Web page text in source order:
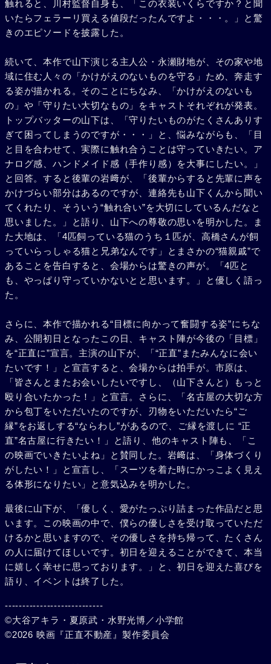
触れると、川村監督自身も、「この衣装いくらですか？と聞
いたらフェラーリ買える値段だったんですよ・・・。」と驚
きのエピソードを披露した。
続いて、本作で山下演じる主人公・永瀬財地が、その家や地
域に住む人々の「かけがえのないものを守る」ため、奔走す
る姿が描かれる。そのことにちなみ、「かけがえのないも
の」や「守りたい大切なもの」をキャストそれぞれが発表。
トップバッターの山下は、「守りたいものがたくさんありす
ぎて困ってしまうのですが・・・」と、悩みながらも、「目
と目を合わせて、実際に触れ合うことは守っていきたい。ア
ナログ感、ハンドメイド感（手作り感）を大事にしたい。」
と回答。すると後輩の岩﨑が、「後輩からすると先輩に声を
かけづらい部分はあるのですが、連絡先も山下くんから聞い
てくれたり、そういう“触れ合い”を大切にしているんだなと
思いました。」と語り、山下への尊敬の思いを明かした。ま
た大地は、「4匹飼っている猫のうち１匹が、高橋さんが飼
っていらっしゃる猫と兄弟なんです」とまさかの“猫親戚”で
あることを告白すると、会場からは驚きの声が。「4匹と
も、やっぱり守っていかないとと思います。」と優しく語っ
た。
さらに、本作で描かれる“目標に向かって奮闘する姿”にちな
み、公開初日となったこの日、キャスト陣が今後の「目標」
を“正直に”宣言。主演の山下が、「“正直”またみんなに会い
たいです！」と宣言すると、会場からは拍手が。市原は、
「皆さんとまたお会いしたいですし、（山下さんと）もっと
殴り合いたかった！」と宣言。さらに、「名古屋の大切な方
から包丁をいただいたのですが、刃物をいただいたら“ご
縁”をお返しする“ならわし”があるので、ご縁を渡しに “正
直”名古屋に行きたい！」と語り、他のキャスト陣も、「こ
の映画でいきたいよね」と賛同した。岩﨑は、「身体づくり
がしたい！」と宣言し、「スーツを着た時にかっこよく見え
る体形になりたい」と意気込みを明かした。
最後に山下が、「優しく、愛がたっぷり詰まった作品だと思
います。この映画の中で、僕らの優しさを受け取っていただ
けるかと思いますので、その優しさを持ち帰って、たくさん
の人に届けてほしいです。初日を迎えることができて、本当
に嬉しく幸せに思っております。」と、初日を迎えた喜びを
語り、イベントは終了した。
----------------------------
©大谷アキラ・夏原武・水野光博／小学館
©2026 映画『正直不動産』製作委員会